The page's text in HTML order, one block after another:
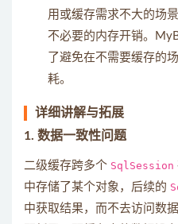
用或缓存需求不大的场
不必要的内存开销。
了避免在不需要缓存的
耗。
详细讲解与拓展
1. 数据一致性问题
二级缓存跨多个 SqlSession
中存储了某个对象，后续的
中获取结果，而不去访问数